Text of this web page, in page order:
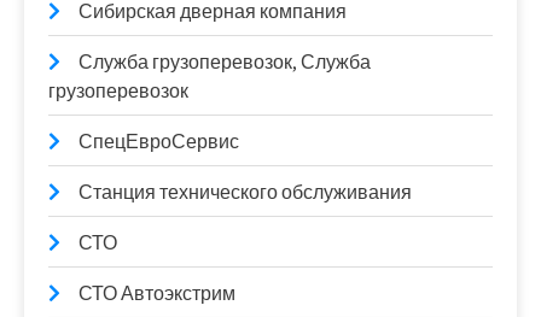
Сибирская дверная компания
Служба грузоперевозок, Служба
грузоперевозок
СпецЕвроСервис
Станция технического обслуживания
СТО
СТО Автоэкстрим